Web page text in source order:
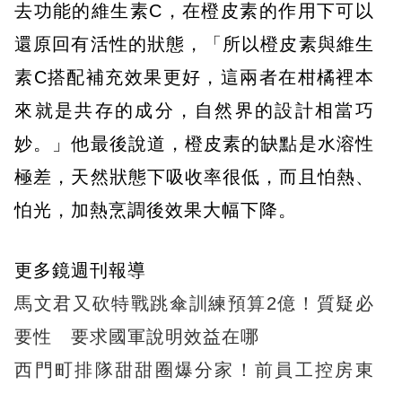
去功能的維生素C，在橙皮素的作用下可以
還原回有活性的狀態，「所以橙皮素與維生
素C搭配補充效果更好，這兩者在柑橘裡本
來就是共存的成分，自然界的設計相當巧
妙。」他最後說道，橙皮素的缺點是水溶性
極差，天然狀態下吸收率很低，而且怕熱、
怕光，加熱烹調後效果大幅下降。
更多鏡週刊報導
馬文君又砍特戰跳傘訓練預算2億！質疑必
要性 要求國軍說明效益在哪
西門町排隊甜甜圈爆分家！前員工控房東